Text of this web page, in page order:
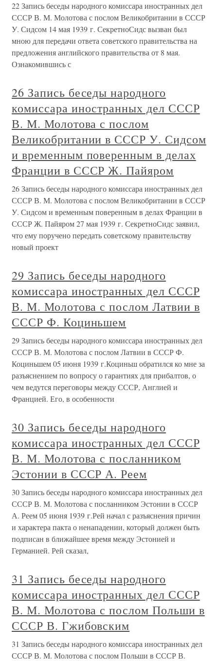
22 Запись беседы народного комиссара иностранных дел
СССР В. М. Молотова с послом Великобритании в СССР
У. Сидсом 14 мая 1939 г. СекретноСидс вызван был
мною для передачи ответа советского правительства на
предложения английского правительства от 8 мая.
Ознакомившись с
26 Запись беседы народного
комиссара иностранных дел СССР
В. М. Молотова с послом
Великобритании в СССР У. Сидсом
и временным поверенным в делах
Франции в СССР Ж. Пайяром
26 Запись беседы народного комиссара иностранных дел
СССР В. М. Молотова с послом Великобритании в СССР
У. Сидсом и временным поверенным в делах Франции в
СССР Ж. Пайяром 27 мая 1939 г. СекретноСидс заявил,
что ему поручено передать советскому правительству
новый проект
29 Запись беседы народного
комиссара иностранных дел СССР
В. М. Молотова с послом Латвии в
СССР Ф. Коциньшем
29 Запись беседы народного комиссара иностранных дел
СССР В. М. Молотова с послом Латвии в СССР Ф.
Коциньшем 05 июня 1939 г.Коциньш обратился ко мне за
разъяснением по вопросу о гарантиях для прибалтов, о
чем ведутся переговоры между СССР, Англией и
Францией. Его, в особенности
30 Запись беседы народного
комиссара иностранных дел СССР
В. М. Молотова с посланником
Эстонии в СССР А. Реем
30 Запись беседы народного комиссара иностранных дел
СССР В. М. Молотова с посланником Эстонии в СССР
А. Реем 05 июня 1939 г.Рей начал с разъяснения причин
и характера пакта о ненападении, который должен быть
подписан в ближайшее время между Эстонией и
Германией. Рей сказал,
31 Запись беседы народного
комиссара иностранных дел СССР
В. М. Молотова с послом Польши в
СССР В. Гжибовским
31 Запись беседы народного комиссара иностранных дел
СССР В. М. Молотова с послом Польши в СССР В.